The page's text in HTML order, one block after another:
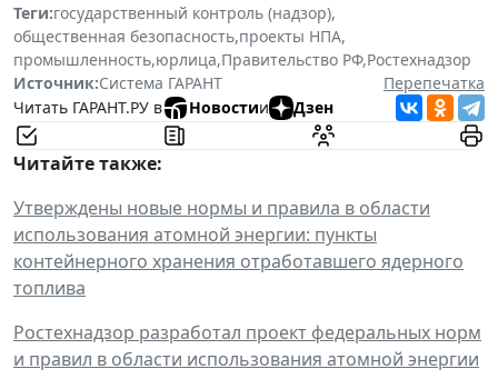
Теги:государственный контроль (надзор),
общественная безопасность,проекты НПА,
промышленность,юрлица,Правительство РФ,Ростехнадзор
Источник:Система ГАРАНТ
Перепечатка
Читать ГАРАНТ.РУ в
Новостии Дзен
Читайте также:
Утверждены новые нормы и правила в области
использования атомной энергии: пункты
контейнерного хранения отработавшего ядерного
топлива
Ростехнадзор разработал проект федеральных норм
и правил в области использования атомной энергии